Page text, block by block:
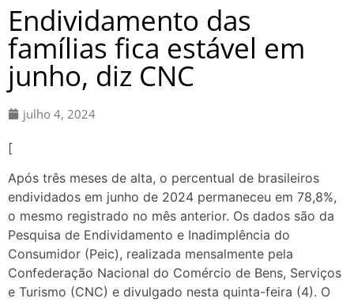
Endividamento das
famílias fica estável em
junho, diz CNC
julho 4, 2024
[
Após três meses de alta, o percentual de brasileiros
endividados em junho de 2024 permaneceu em 78,8%,
o mesmo registrado no mês anterior. Os dados são da
Pesquisa de Endividamento e Inadimplência do
Consumidor (Peic), realizada mensalmente pela
Confederação Nacional do Comércio de Bens, Serviços
e Turismo (CNC) e divulgado nesta quinta-feira (4). O